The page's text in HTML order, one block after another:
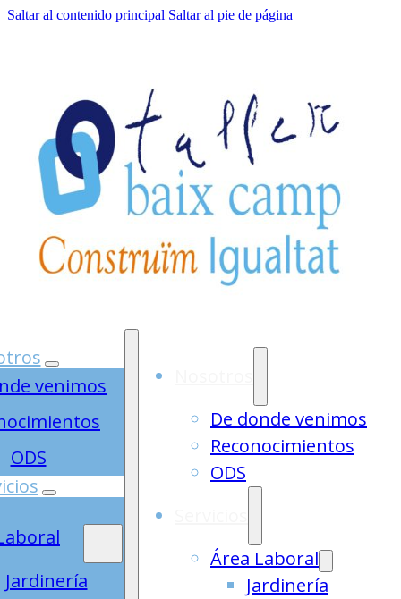
Saltar al contenido principal Saltar al pie de página
venimos
ODS
Jardinería
De donde venimos
Reconocimientos
ODS
Área Laboral
Jardinería